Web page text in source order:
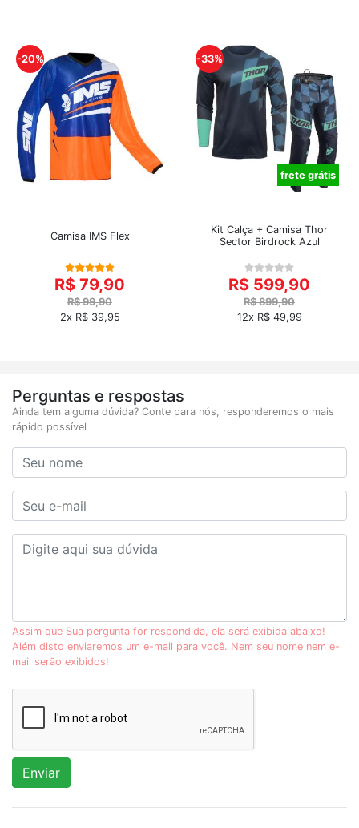
-20%
Camisa IMS Flex
R$ 79,90
R$ 99,90
2x R$ 39,95
-33%
frete grátis
Kit Calça + Camisa Thor
Sector Birdrock Azul
R$ 599,90
R$ 899,90
12x R$ 49,99
Perguntas e respostas
Ainda tem alguma dúvida? Conte para nós, responderemos o mais
rápido possível
Assim que Sua pergunta for respondida, ela será exibida abaixo!
Além disto enviaremos um e-mail para você. Nem seu nome nem e-
mail serão exibidos!
Enviar